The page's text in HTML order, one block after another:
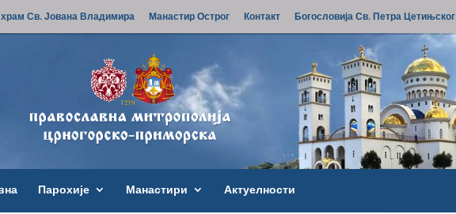
Св. Јована Владимира Манастир Острог Контакт Богословија Св. Петра Цетињског
Парохије Манастири Актуелности